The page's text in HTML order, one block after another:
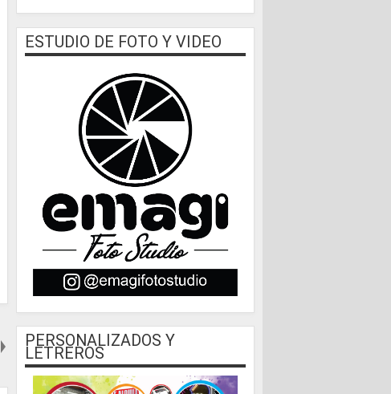
ESTUDIO DE FOTO Y VIDEO
PERSONALIZADOS Y
LETREROS